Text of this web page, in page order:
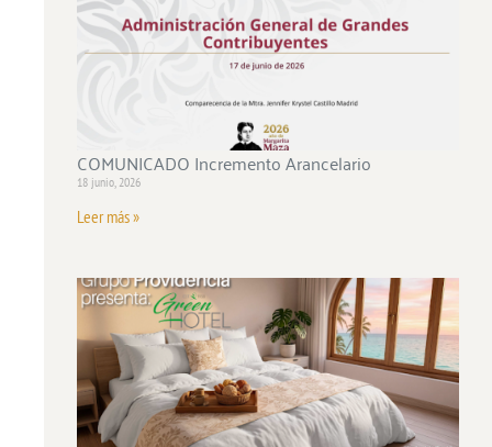
COMUNICADO Incremento Arancelario
18 junio, 2026
Leer más »